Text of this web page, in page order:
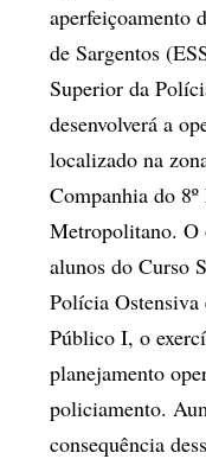
aperfeiçoamento
de Sargentos
Superior da
desenvolverá a
localizado na
Companhia do
Metropolitano. O
alunos do Curso
Polícia Ostensiva
Público I, o
planejamento
policiamento.
consequência